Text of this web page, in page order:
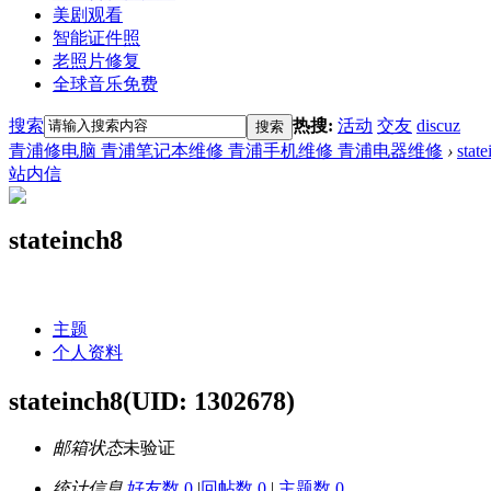
美剧观看
智能证件照
老照片修复
全球音乐免费
搜索 搜索 热搜: 活动 交友 discuz
青浦修电脑 青浦笔记本维修 青浦手机维修 青浦电器维修 ›
站内信
stateinch8
主题
个人资料
stateinch8(UID: 1302678)
邮箱状态未验证